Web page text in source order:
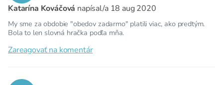
Katarína Kováčová napísal/a 18 aug 2020
My sme za obdobie "obedov zadarmo" platili viac, ako predtým.
Bola to len slovná hračka podľa mňa.
Zareagovať na komentár